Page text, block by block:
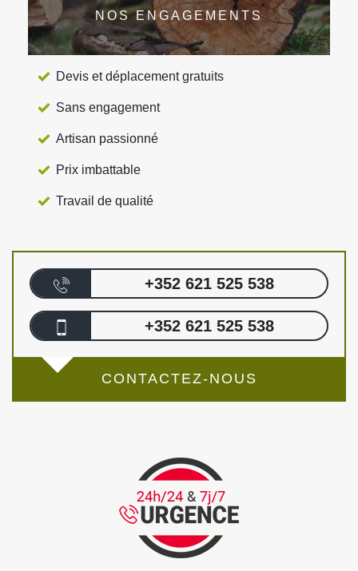
NOS ENGAGEMENTS
Devis et déplacement gratuits
Sans engagement
Artisan passionné
Prix imbattable
Travail de qualité
+352 621 525 538
+352 621 525 538
CONTACTEZ-NOUS